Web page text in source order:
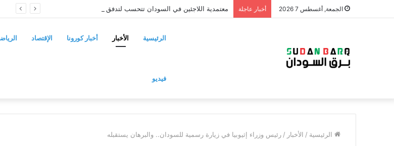
الجمعة, أغسطس 7 2026 أخبار عاجلة
الرئيسية الأخبار أخبار كورونا الإقتصاد
فيديو
الرئيسية / الأخبار / رئيس وزراء إثيوبيا في زيارة رسمية للسودان.. والبرهان يستقبله